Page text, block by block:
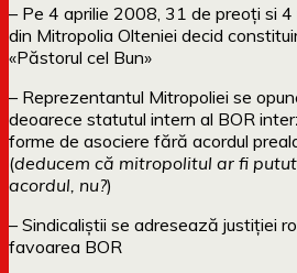
– Pe 4 aprilie 2008, 31 de preoți si
din Mitropolia Olteniei decid
«Păstorul cel Bun»
– Reprezentantul Mitropoliei se
deoarece statutul intern al BOR
forme de asociere fără acordul
(deducem că mitropolitul ar fi
acordul, nu?)
– Sindicaliștii se adresează justiției
favoarea BOR